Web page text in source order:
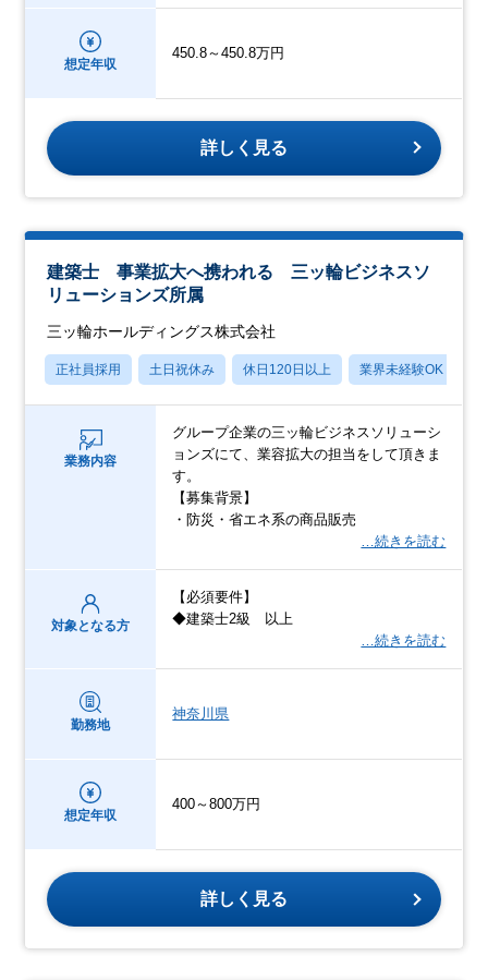
想定年収
450.8～450.8万円
詳しく見る
建築士 事業拡大へ携われる 三ッ輪ビジネスソ
リューションズ所属
三ッ輪ホールディングス株式会社
正社員採用 土日祝休み 休日120日以上 業界未経験OK
業務内容
グループ企業の三ッ輪ビジネスソリューシ
ョンズにて、業容拡大の担当をして頂きま
す。
【募集背景】
・防災・省エネ系の商品販売
…続きを読む
対象となる方
【必須要件】
◆建築士2級 以上
…続きを読む
勤務地
神奈川県
想定年収
400～800万円
詳しく見る